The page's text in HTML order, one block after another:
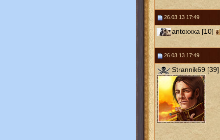
26.03.13 17:49
antoxxxa [10]
26.03.13 17:49
Strannik69 [39]